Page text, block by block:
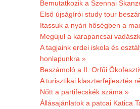
Bemutatkozik a Szennai
Első újságírói study tour
Itassuk a nyári hőségben a
Megújul a karapancsai
A tagjaink erdei iskola és
honlapunkra »
Beszámoló a II. Orfűi
A turisztikai klaszterfejlesztés
Nőtt a partifecskék száma »
Állásajánlatok a patcai Katica